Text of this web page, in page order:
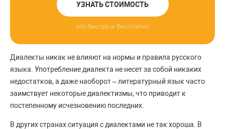
УЗНАТЬ СТОИМОСТЬ
это быстро и бесплатно
Диалекты никак не влияют на нормы и правила русского
языка. Употребление диалекта не несет за собой никаких
недостатков, а даже наоборот – литературный язык часто
заимствует некоторые диалектизмы, что приводит к
постепенному исчезновению последних.
В других странах ситуация с диалектами не так хороша. В